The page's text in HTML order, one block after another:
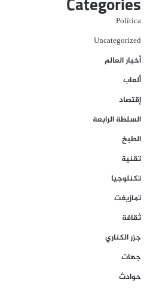
Política
Uncategorized
أخبار العالم
ألعاب
إقتصاد
السلطة الرابعة
الطبخ
تقنية
تكنلوجيا
تمازيغت
ثقافة
جزر الكناري
جهات
حوادث